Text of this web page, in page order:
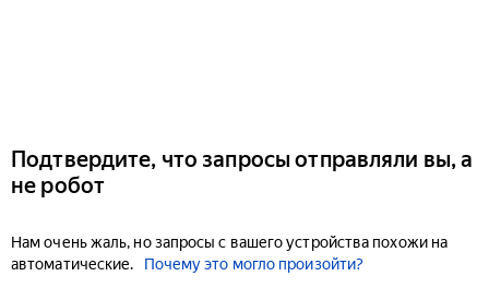
Подтвердите, что запросы отправляли вы, а
не робот
Нам очень жаль, но запросы с вашего устройства похожи на
автоматические.
Почему это могло произойти?